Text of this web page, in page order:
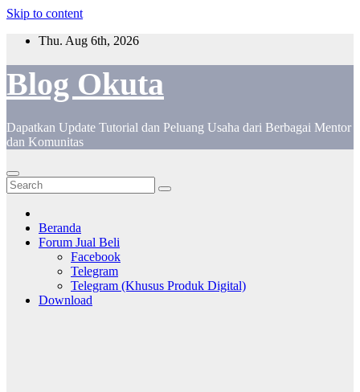
Skip to content
Thu. Aug 6th, 2026
Blog Okuta
Dapatkan Update Tutorial dan Peluang Usaha dari Berbagai Mentor
dan Komunitas
Beranda
Forum Jual Beli
Facebook
Telegram
Telegram (Khusus Produk Digital)
Download